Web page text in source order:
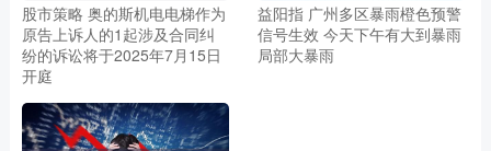
股市策略 奥的斯机电电梯作为
原告上诉人的1起涉及合同纠
纷的诉讼将于2025年7月15日
开庭
益阳指 广州多区暴雨橙色预警
信号生效 今天下午有大到暴雨
局部大暴雨